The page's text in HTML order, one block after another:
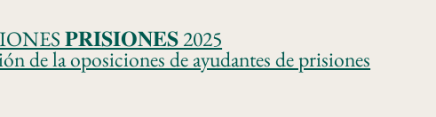
𝐏𝐑𝐈𝐒𝐈𝐎𝐍𝐄𝐒 2025
de la oposiciones de ayudantes de prisiones